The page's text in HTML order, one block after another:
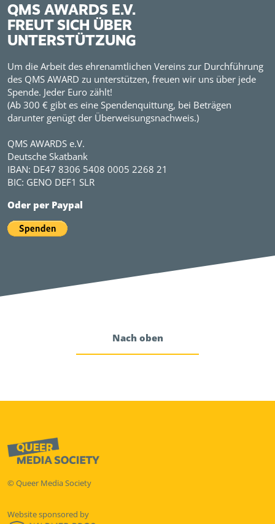
QMS AWARDS E.V.
FREUT SICH ÜBER
UNTERSTÜTZUNG
Um die Arbeit des ehrenamtlichen Vereins zur Durchführung
des QMS AWARD zu unterstützen, freuen wir uns über jede
Spende. Jeder Euro zählt!
(Ab 300 € gibt es eine Spendenquittung, bei Beträgen
darunter genügt der Überweisungsnachweis.)
QMS AWARDS e.V.
Deutsche Skatbank
IBAN: DE47 8306 5408 0005 2268 21
BIC: GENO DEF1 SLR
Oder per Paypal
Nach oben
© Queer Media Society
Website sponsored by